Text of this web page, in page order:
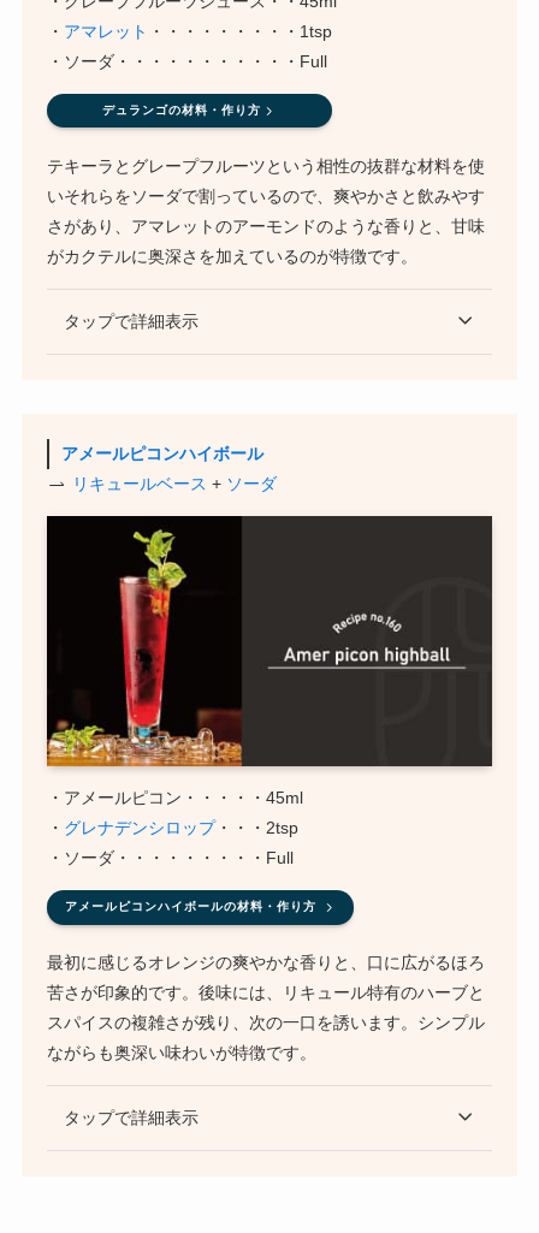
・ アマレット ・・・・・・・・・1tsp
・ソーダ・・・・・・・・・・・Full
デュランゴの材料・作り方
テキーラとグレープフルーツという相性の抜群な材料を使
いそれらをソーダで割っているので、爽やかさと飲みやす
さがあり、アマレットのアーモンドのような香りと、甘味
がカクテルに奥深さを加えているのが特徴です。
タップで詳細表示
アメールピコンハイボール
リキュールベース + ソーダ
・アメールピコン・・・・・45ml
・ グレナデンシロップ・・・2tsp
・ソーダ・・・・・・・・・Full
アメールピコンハイボールの材料・作り方
最初に感じるオレンジの爽やかな香りと、口に広がるほろ
苦さが印象的です。後味には、リキュール特有のハーブと
スパイスの複雑さが残り、次の一口を誘います。シンプル
ながらも奥深い味わいが特徴です。
タップで詳細表示